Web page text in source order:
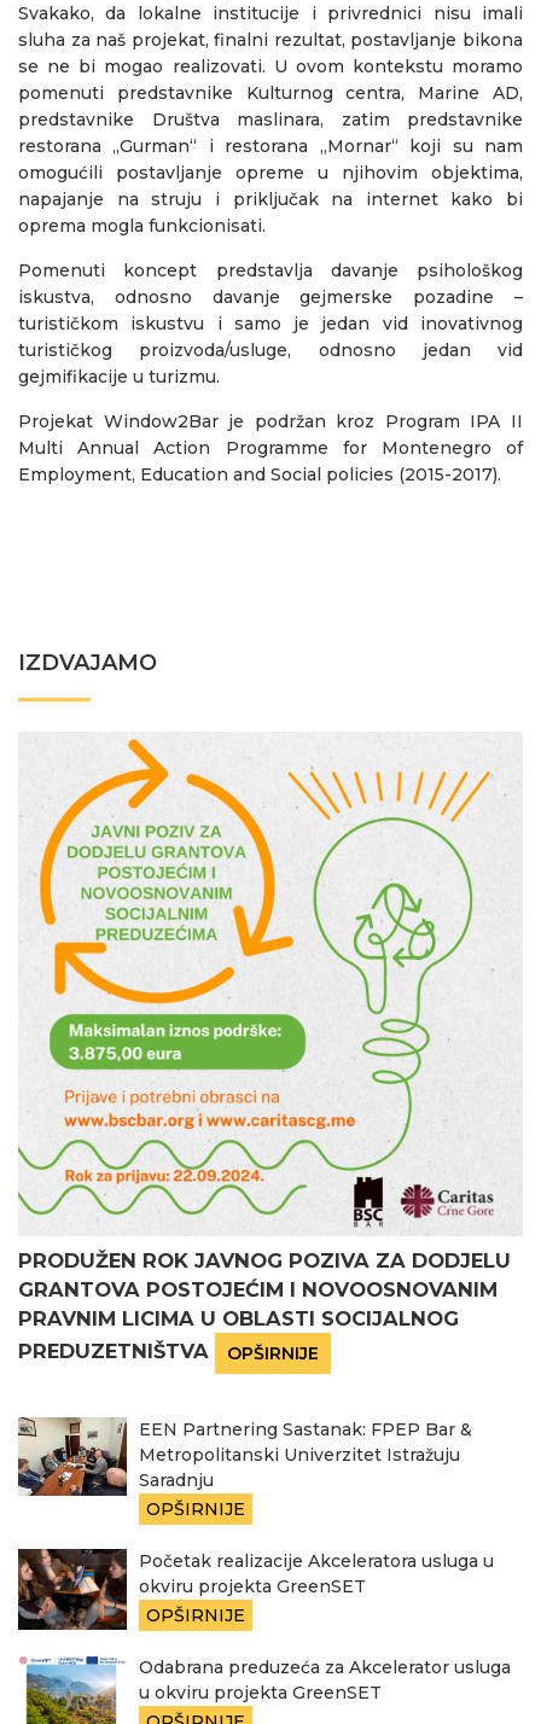
Svakako, da lokalne institucije i privrednici nisu imali
sluha za naš projekat, finalni rezultat, postavljanje bikona
se ne bi mogao realizovati. U ovom kontekstu moramo
pomenuti predstavnike Kulturnog centra, Marine AD,
predstavnike Društva maslinara, zatim predstavnike
restorana „Gurman“ i restorana „Mornar“ koji su nam
omogućili postavljanje opreme u njihovim objektima,
napajanje na struju i priključak na internet kako bi
oprema mogla funkcionisati.
Pomenuti koncept predstavlja davanje psihološkog
iskustva, odnosno davanje gejmerske pozadine –
turističkom iskustvu i samo je jedan vid inovativnog
turističkog proizvoda/usluge, odnosno jedan vid
gejmifikacije u turizmu.
Projekat Window2Bar je podržan kroz Program IPA II
Multi Annual Action Programme for Montenegro of
Employment, Education and Social policies (2015-2017).
IZDVAJAMO
PRODUŽEN ROK JAVNOG POZIVA ZA DODJELU
GRANTOVA POSTOJEĆIM I NOVOOSNOVANIM
PRAVNIM LICIMA U OBLASTI SOCIJALNOG
PREDUZETNIŠTVA
OPŠIRNIJE
EEN Partnering Sastanak: FPEP Bar &
Metropolitanski Univerzitet Istražuju
Saradnju
OPŠIRNIJE
Početak realizacije Akceleratora usluga u
okviru projekta GreenSET
OPŠIRNIJE
Odabrana preduzeća za Akcelerator usluga
u okviru projekta GreenSET